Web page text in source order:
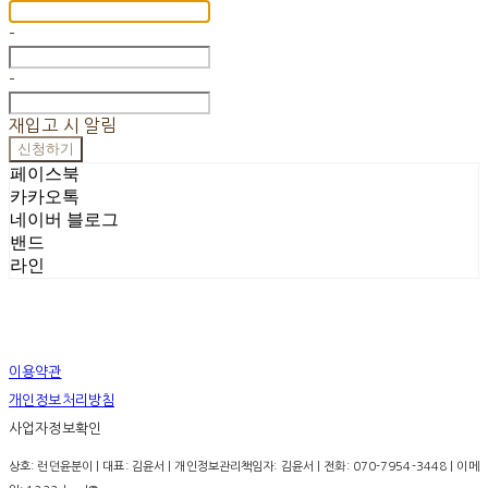
-
-
재입고 시 알림
신청하기
페이스북
카카오톡
네이버 블로그
밴드
라인
이용약관
개인정보처리방침
사업자정보확인
상호: 런던윤분이 | 대표: 김윤서 | 개인정보관리책임자: 김윤서 | 전화: 070-7954-3448 | 이메